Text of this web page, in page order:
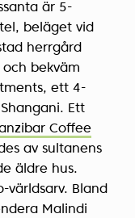
är 5-
beläget vid
herrgård
bekväm
ett 4-
Ett
Coffee
av sultanens
äldre hus.
världsarv. Bland
Malindi